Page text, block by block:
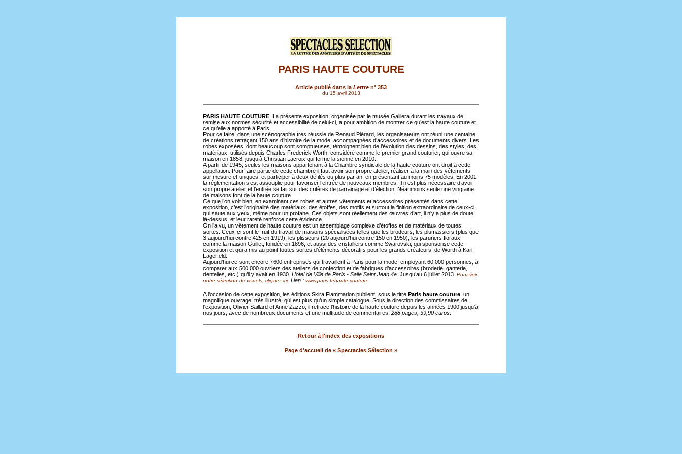
PARIS HAUTE COUTURE
Article publié dans la Lettre n° 353
du 15 avril 2013
PARIS HAUTE COUTURE . La présente exposition, organisée par le musée Galliera durant les travaux de
remise aux normes sécurité et accessibilité de celui-ci, a pour ambition de montrer ce qu’est la haute couture et
ce qu’elle a apporté à Paris.
Pour ce faire, dans une scénographie très réussie de Renaud Piérard, les organisateurs ont réuni une centaine
de créations retraçant 150 ans d’histoire de la mode, accompagnées d’accessoires et de documents divers. Les
robes exposées, dont beaucoup sont somptueuses, témoignent bien de l’évolution des dessins, des styles, des
matériaux, utilisés depuis Charles Frederick Worth, considéré comme le premier grand couturier, qui ouvre sa
maison en 1858, jusqu’à Christian Lacroix qui ferme la sienne en 2010.
A partir de 1945, seules les maisons appartenant à la Chambre syndicale de la haute couture ont droit à cette
appellation. Pour faire partie de cette chambre il faut avoir son propre atelier, réaliser à la main des vêtements
sur mesure et uniques, et participer à deux défilés ou plus par an, en présentant au moins 75 modèles. En 2001
la réglementation s’est assouplie pour favoriser l’entrée de nouveaux membres. Il n’est plus nécessaire d’avoir
son propre atelier et l’entrée se fait sur des critères de parrainage et d’élection. Néanmoins seule une vingtaine
de maisons font de la haute couture.
Ce que l’on voit bien, en examinant ces robes et autres vêtements et accessoires présentés dans cette
exposition, c’est l’originalité des matériaux, des étoffes, des motifs et surtout la finition extraordinaire de ceux-ci,
qui saute aux yeux, même pour un profane. Ces objets sont réellement des œuvres d’art, il n’y a plus de doute
là-dessus, et leur rareté renforce cette évidence.
On l’a vu, un vêtement de haute couture est un assemblage complexe d’étoffes et de matériaux de toutes
sortes. Ceux-ci sont le fruit du travail de maisons spécialisées telles que les brodeurs, les plumassiers (plus que
3 aujourd’hui contre 425 en 1919), les plisseurs (20 aujourd’hui contre 150 en 1950), les paruriers floraux
comme la maison Guillet, fondée en 1896, et aussi des cristalliers comme Swarovski, qui sponsorise cette
exposition et qui a mis au point toutes sortes d’éléments décoratifs pour les grands créateurs, de Worth à Karl
Lagerfeld.
Aujourd’hui ce sont encore 7600 entreprises qui travaillent à Paris pour la mode, employant 60.000 personnes, à
comparer aux 500.000 ouvriers des ateliers de confection et de fabriques d’accessoires (broderie, ganterie,
dentelles, etc.) qu’il y avait en 1930. Hôtel de Ville de Paris - Salle Saint Jean 4e . Jusqu’au 6 juillet 2013. Pour voir
notre sélection de visuels, cliquez ici. Lien : www.paris.fr/haute-couture
A l’occasion de cette exposition, les éditions Skira Flammarion publient, sous le titre Paris haute couture , un
magnifique ouvrage, très illustré, qui est plus qu’un simple catalogue. Sous la direction des commissaires de
l’exposition, Olivier Saillard et Anne Zazzo, il retrace l’histoire de la haute couture depuis les années 1900 jusqu’à
nos jours, avec de nombreux documents et une multitude de commentaires. 288 pages, 39,90 euros
Retour à l'index des expositions
Page d'accueil de « Spectacles Sélection »